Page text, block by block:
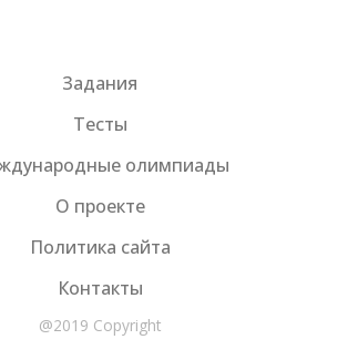
Задания
Тесты
олимпиады
О проекте
Политика сайта
Контакты
@2019 Copyright